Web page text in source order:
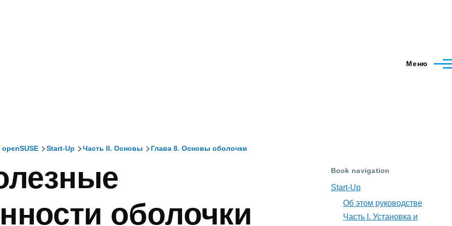
Меню
Start-Up Часть II. Основы Глава 8. Основы оболочки
оболочки
Book navigation
Start-Up
Об этом руководстве
Часть I. Установка и